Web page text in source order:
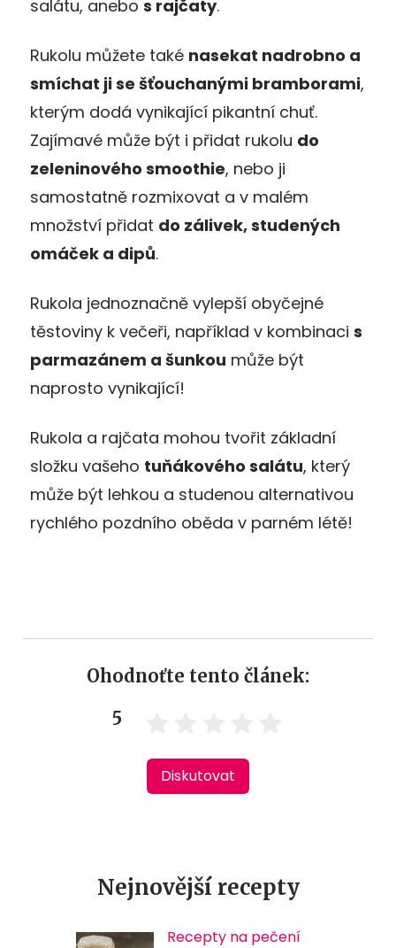
salátu, anebo s rajčaty.
Rukolu můžete také nasekat nadrobno a
smíchat ji se šťouchanými bramborami,
kterým dodá vynikající pikantní chuť.
Zajímavé může být i přidat rukolu do
zeleninového smoothie, nebo ji
samostatně rozmixovat a v malém
množství přidat do zálivek, studených
omáček a dipů.
Rukola jednoznačně vylepší obyčejné
těstoviny k večeři, například v kombinaci s
parmazánem a šunkou může být
naprosto vynikající!
Rukola a rajčata mohou tvořit základní
složku vašeho tuňákového salátu, který
může být lehkou a studenou alternativou
rychlého pozdního oběda v parném létě!
Ohodnoťte tento článek:
5
Diskutovat
Nejnovější recepty
Recepty na pečení